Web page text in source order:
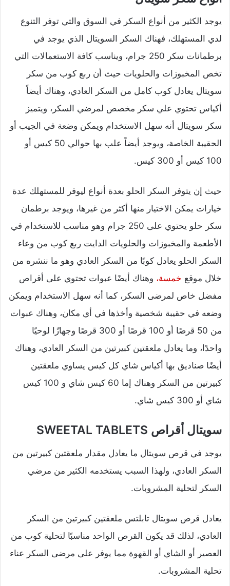
يوجد الكثير من أنواع السكر في السوق والتي توفر التنوع
لدي المستهلك، فهناك السكر السويتال الذي يوجد في
برطمانات سكر 250 جرام، ويناسب كافة الاستعمالات التي
تخص المخبوزات والحلويات حيث أن ربع كوب من سكر
سويتال يعادل كوب كامل من السكر العادي، وهناك أيضاً
أكياس تحتوي علي سكر مخصص لمرضي السكر، ويتميز
سكر سويتال أنه سهل الاستخدام ويمكن وضعة في الجيب أو
الحقيبة الخاصة، ويوجد أيضاً علب بها حوالي 50 كيس أو
100 كيس أو 300 كيس.
حيث إن يتوفر السكر الحلو بعدة أنواع ليوفر للمستهلك عدة
خيارات يمكن الاختيار منها أكثر من غيرها، ويوجد برطمان
سكر حلو يحتوي على 250 جرام وهو مناسب للاستخدام في
الأطعمة والمخبوزات والحلويات الدايت ربع كوب من وعاء
السكر الحلو يعادل كوبًا من السكر العادي وهو ما ننشره من
خلال موقع خمسة، وهناك أيضًا عبوات تحتوي على أقراص
مفضل خاص لمرضى السكر، كما أنه سهل الاستخدام ويمكن
وضعه في حقيبة شخصية وأخذها في أي مكان، وهناك عبوات
من 50 قرصًا أو 100 قرصًا أو 300 قرصًا وجهازًا لوحيًا
واحدًا، وما يعادل ملعقتين كبيرتين من السكر العادي، وهناك
أيضًا صناديق بها أكياس شاي كل كيس يساوي ملعقتين
كبيرتين من السكر وهناك إما 60 كيس شاي و 100 كيس
شاي أو 300 كيس شاي.
سويتال أقراص SWEETAL TABLETS
يوجد في قرص سويتال ما يعادل مقدار ملعقتين كبيرتين من
السكر العادي، ولهذا السبب يستخدمه الكثير من مرضي
السكر لتحلية المشروبات.
يعادل قرص سويتال تابلتس ملعقتين كبيرتين من السكر
العادي، لذلك قد يكون القرص الواحد مناسبًا لتحلية كوب من
العصير أو الشاي أو القهوة مما يوفر على مرضى السكر عناء
تحلية المشروبات.